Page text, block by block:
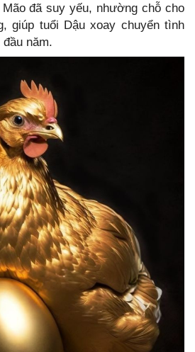
đã suy yếu, nhường chỗ cho
giúp tuổi Dậu xoay chuyển tình
năm.